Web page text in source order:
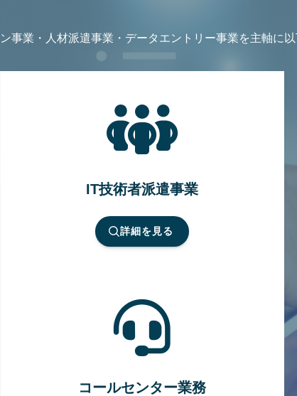
事業・人材派遣事業・データエントリー事業を主軸に以
IT技術者派遣事業
詳細を見る
コールセンター業務